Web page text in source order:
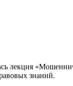
лекция
знаний.